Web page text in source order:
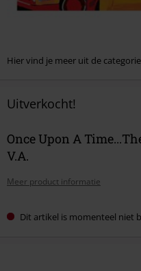
Hier vind je meer uit de
Uitverkocht!
Once Upon A
V.A.
Meer product informatie
Dit artikel is momenteel niet